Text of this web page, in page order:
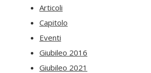
Articoli
Capitolo
Eventi
Giubileo 2016
Giubileo 2021